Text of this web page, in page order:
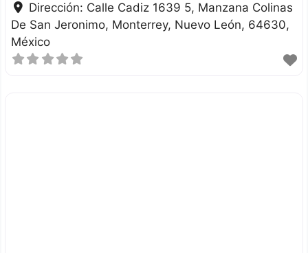
Dirección: Calle Cadiz 1639 5, Manzana Colinas
De San Jeronimo Monterrey Nuevo León 64630
México